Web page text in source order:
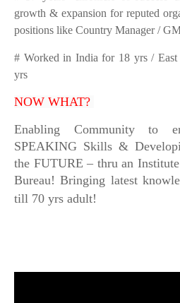
growth & expansion for reputed
positions like Country Manager /
# Worked in India for 18 yrs /
yrs
NOW WHAT?
Enabling Community to
SPEAKING Skills &
the FUTURE – thru an
Bureau! Bringing latest
till 70 yrs adult!